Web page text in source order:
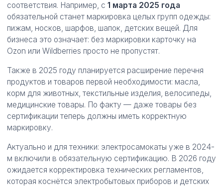
соответствия. Например, с 1 марта 2025 года
обязательной станет маркировка целых групп одежды:
пижам, носков, шарфов, шапок, детских вещей. Для
бизнеса это означает: без маркировки карточку на
Ozon или Wildberries просто не пропустят.
Также в 2025 году планируется расширение перечня
продуктов и товаров первой необходимости: масла,
корм для животных, текстильные изделия, велосипеды,
медицинские товары. По факту — даже товары без
сертификации теперь должны иметь корректную
маркировку.
Актуально и для техники: электросамокаты уже в 2024-
м включили в обязательную сертификацию. В 2026 году
ожидается корректировка технических регламентов,
которая коснётся электробытовых приборов и детских